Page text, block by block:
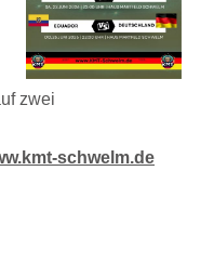
zwei
schwelm.de